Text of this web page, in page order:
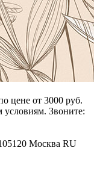
цене от 3000 руб.
условиям. Звоните:
Москва RU